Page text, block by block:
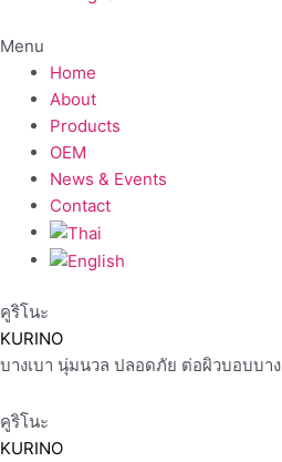
Menu
Home
About
Products
OEM
News & Events
Contact
คูริโนะ
KURINO
บางเบา นุ่มนวล ปลอดภัย ต่อผิวบอบบาง
คูริโนะ
KURINO